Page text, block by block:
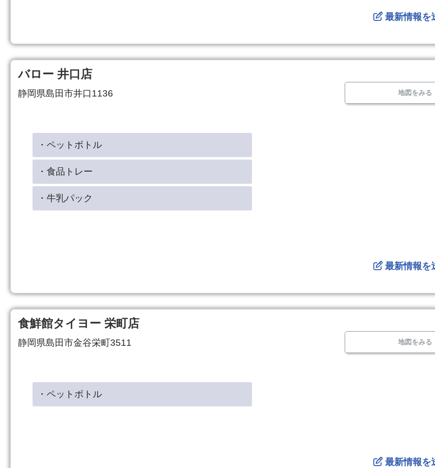
最新情報を
バロー 井口店
静岡県島田市井口1136 地図をみる
・ペットボトル
・食品トレー
・牛乳パック
最新情報を
食鮮館タイヨー 栄町店
静岡県島田市金谷栄町3511 地図をみる
・ペットボトル
最新情報を